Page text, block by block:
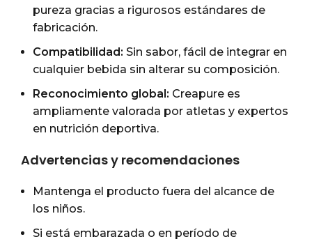
pureza gracias a rigurosos estándares de
fabricación.
Compatibilidad: Sin sabor, fácil de integrar en
cualquier bebida sin alterar su composición.
Reconocimiento global: Creapure es
ampliamente valorada por atletas y expertos
en nutrición deportiva.
Advertencias y recomendaciones
Mantenga el producto fuera del alcance de
los niños.
Si está embarazada o en período de